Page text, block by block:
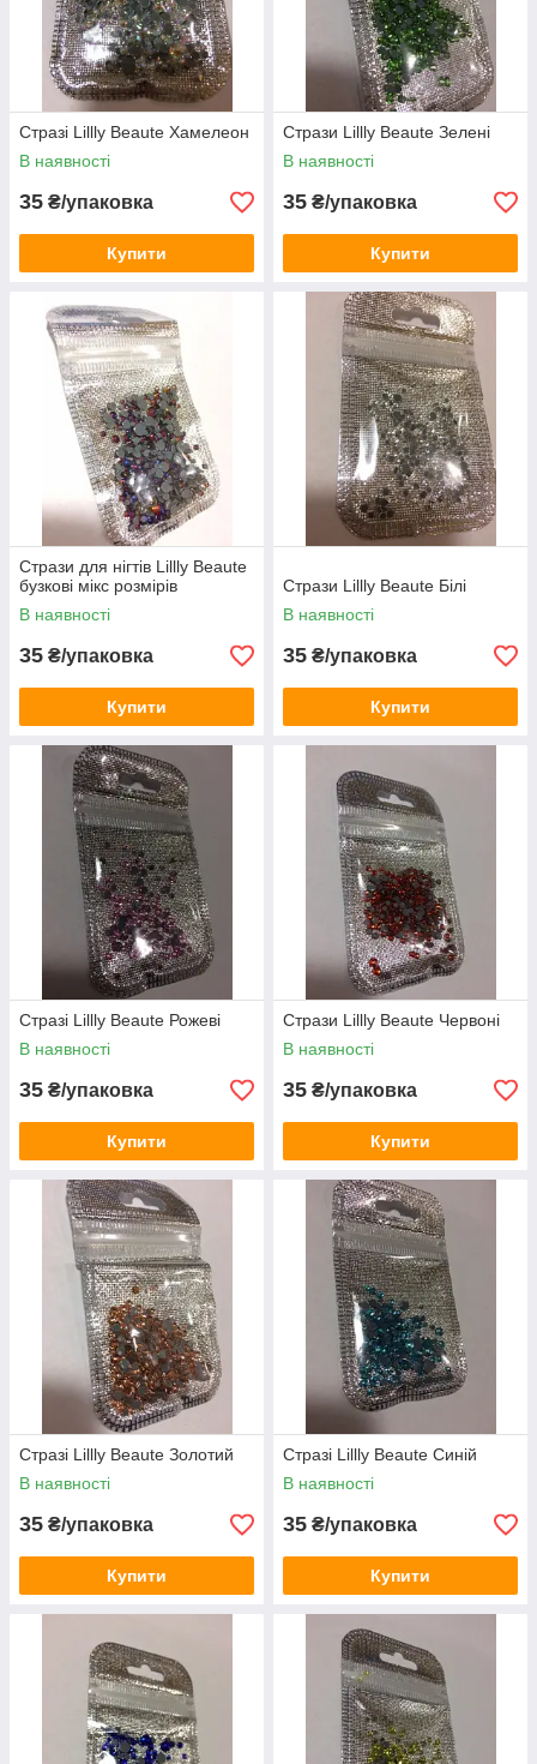
Стразі Lillly Beaute Хамелеон
В наявності
35 ₴/упаковка
Купити
Стрази Lillly Beaute Зелені
В наявності
35 ₴/упаковка
Купити
Стрази для нігтів Lillly Beaute
бузкові мікс розмірів
В наявності
35 ₴/упаковка
Купити
Стрази Lillly Beaute Білі
В наявності
35 ₴/упаковка
Купити
Стразі Lillly Beaute Рожеві
В наявності
35 ₴/упаковка
Купити
Стрази Lillly Beaute Червоні
В наявності
35 ₴/упаковка
Купити
Стразі Lillly Beaute Золотий
В наявності
35 ₴/упаковка
Купити
Стразі Lillly Beaute Синій
В наявності
35 ₴/упаковка
Купити